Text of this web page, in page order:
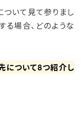
いて見て参りまし
る場合、どのような
について8つ紹介し